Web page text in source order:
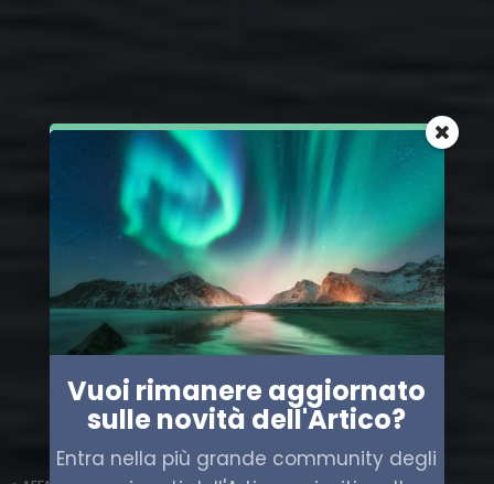
Vuoi rimanere aggiornato
sulle novità dell'Artico?
Entra nella più grande community degli